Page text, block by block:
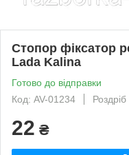
Стопор фіксатор
Lada Kalina
Готово до відправки
Код: AV-01234
Роздріб
22 ₴